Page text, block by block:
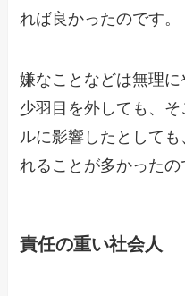
れば良かったのです。
嫌なことなどは無理
少羽目を外しても、
ルに影響したとして
れることが多かったの
責任の重い社会人